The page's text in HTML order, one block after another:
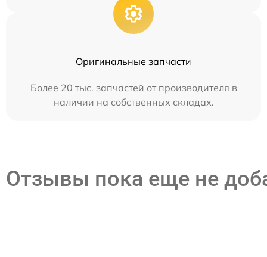
Оригинальные запчасти
Более 20 тыс. запчастей от производителя в
наличии на собственных складах.
Отзывы пока еще не